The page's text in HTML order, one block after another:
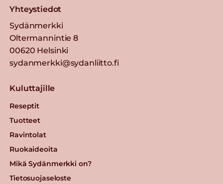
Yhteystiedot
Sydänmerkki
Oltermannintie 8
00620 Helsinki
sydanmerkki@sydanliitto.fi
Kuluttajille
Reseptit
Tuotteet
Ravintolat
Ruokaideoita
Mikä Sydänmerkki on?
Tietosuojaseloste